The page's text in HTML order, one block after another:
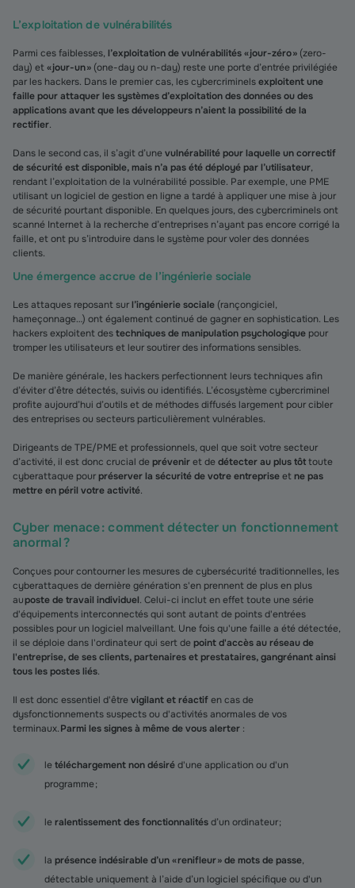
L’exploitation de vulnérabilités
Parmi ces faiblesses, l’exploitation de vulnérabilités « jour-zéro » (zero-
day) et« jour-un » (one-day ou n-day) reste une porte d’entrée privilégiée
par les hackers. Dans le premier cas, les cybercriminelsexploitent une
faille pour attaquer les systèmes d’exploitation des données ou des
applications avant que les développeurs n’aient la possibilité de la
rectifier.
Dans le second cas, il s’agit d’unevulnérabilité pour laquelle un correctif
de sécurité est disponible, mais n’a pas été déployé par l’utilisateur,
rendant l’exploitation de la vulnérabilité possible. Par exemple, une PME
utilisant un logiciel de gestion en ligne a tardé à appliquer une mise à jour
de sécurité pourtant disponible. En quelques jours, des cybercriminels ont
scanné Internet à la recherche d’entreprises n’ayant pas encore corrigé la
faille, et ont pu s’introduire dans le système pour voler des données
clients.
Une émergence accrue de l’ingénierie sociale
Les attaques reposant surl’ingénierie sociale (rançongiciel,
hameçonnage…) ont également continué de gagner en sophistication. Les
hackers exploitent destechniques de manipulation psychologique pour
tromper les utilisateurs et leur soutirer des informations sensibles.
De manière générale, les hackers perfectionnent leurs techniques afin
d’éviter d’être détectés, suivis ou identifiés. L’écosystème cybercriminel
profite aujourd’hui d’outils et de méthodes diffusés largement pour cibler
des entreprises ou secteurs particulièrement vulnérables.
Dirigeants de TPE/PME et professionnels, quel que soit votre secteur
d’activité, il est donc crucial depréveniret dedétecter au plus tôttoute
cyberattaque pourpréserver la sécurité de votre entrepriseetne pas
mettre en péril votre activité.
Cyber menace : comment détecter un fonctionnement
anormal ?
Conçues pour contourner les mesures de cybersécurité traditionnelles, les
cyberattaques de dernière génération s'en prennent de plus en plus
auposte de travail individuel. Celui-ci inclut en effet toute une série
d'équipements interconnectés qui sont autant de points d'entrées
possibles pour un logiciel malveillant. Une fois qu'une faille a été détectée,
il se déploie dans l'ordinateur qui sert depoint d'accès au réseau de
l'entreprise, de ses clients, partenaires et prestataires, gangrénant ainsi
tous les postes liés.
Il est donc essentiel d'êtrevigilant et réactifen cas de
dysfonctionnements suspects ou d'activités anormales de vos
terminaux.Parmi les signes à même de vous alerter :
letéléchargement non désiréd'une application ou d'un
programme ;
leralentissement des fonctionnalitésd’un ordinateur ;
la présence indésirable d’un « renifleur » de mots de passe,
détectable uniquement à l’aide d’un logiciel spécifique ou d'un